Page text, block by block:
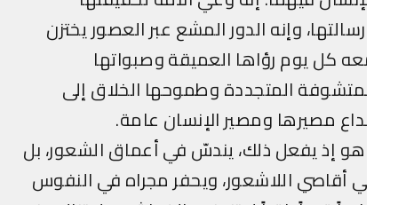
وإنه الدور المشع عبر العصور يختزن
كل يوم رؤاها العميقة وصبواتها
المتجددة وطموحها الخلاق إلى
مصيرها ومصير الإنسان عامة.
إذ يفعل ذلك، يندسّ في أعماق الشعور، بل
أقاصي اللاشعور، ويحفر مجراه في النفوس